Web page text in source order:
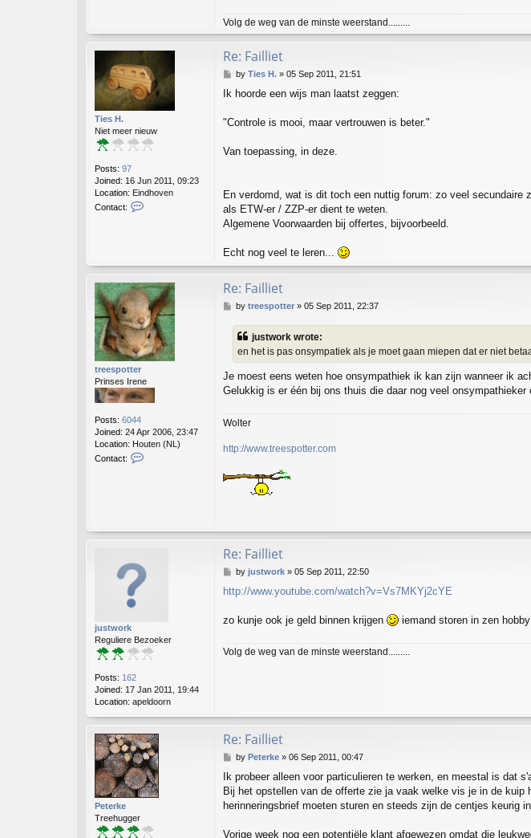
Volg de weg van de minste weerstand.........
Ties H.
Niet meer nieuw
Posts: 97
Joined: 16 Jun 2011, 09:23
Location: Eindhoven
Contact:
c
t
T
i
e
s
H
.
Re: Failliet
P
s
by Ties H.» 05 Sep 2011, 21:51
Ik hoorde een wijs man laatst zeggen:
"Controle is mooi, maar vertrouwen is beter."
Van toepassing, in deze.
En verdomd, wat is dit toch een nuttig forum: zo veel secundaire
als ETW-er / ZZP-er dient te weten.
Algemene Voorwaarden bij offertes, bijvoorbeeld.
Echt nog veel te leren...
treespotter
Prinses Irene
Posts: 6044
Joined: 24 Apr 2006, 23:47
Location: Houten (NL)
Contact:
t
e
e
Re: Failliet
P
s
by treespotter» 05 Sep 2011, 22:37
justwork wrote:
en het is pas onsympatiek als je moet gaan miepen dat er niet
Je moest eens weten hoe onsympathiek ik kan zijn wanneer ik
Gelukkig is er één bij ons thuis die daar nog veel
Wolter
http://www.treespotter.com
justwork
Reguliere Bezoeker
Posts: 162
Joined: 17 Jan 2011, 19:44
Location: apeldoorn
Re: Failliet
P
s
by justwork» 05 Sep 2011, 22:50
http://www.youtube.com/watch?v=Vs7MKYj2cYE
zo kunje ook je geld binnen krijgen iemand storen in zen
Volg de weg van de minste weerstand.........
Peterke
Treehugger
Re: Failliet
P
s
t
by Peterke» 06 Sep 2011, 00:47
Ik probeer alleen voor particulieren te werken, en meestal is dat
Bij het opstellen van de offerte zie ja vaak welke vis je in de
herinneringsbrief moeten sturen en steeds zijn de centjes keurig
Vorige week nog een potentiële klant afgewezen omdat die